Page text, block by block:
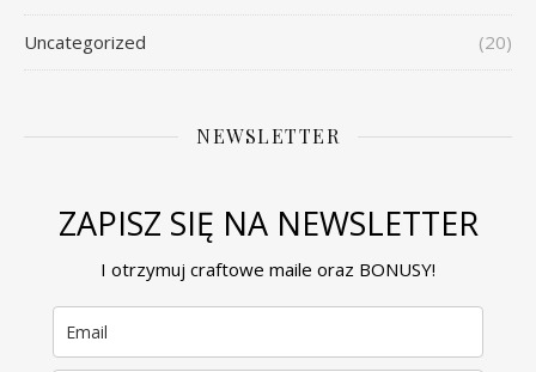
Uncategorized (20)
NEWSLETTER
ZAPISZ SIĘ NA NEWSLETTER
I otrzymuj craftowe maile oraz BONUSY!